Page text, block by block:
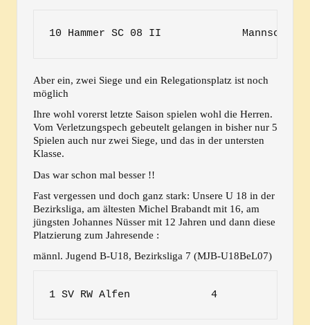
10 Hammer SC 08 II             Mannschaft
Aber ein, zwei Siege und ein Relegationsplatz ist noch
möglich
Ihre wohl vorerst letzte Saison spielen wohl die Herren.
Vom Verletzungspech gebeutelt gelangen in bisher nur 5
Spielen auch nur zwei Siege, und das in der untersten
Klasse.
Das war schon mal besser !!
Fast vergessen und doch ganz stark: Unsere U 18 in der
Bezirksliga, am ältesten Michel Brabandt mit 16, am
jüngsten Johannes Nüsser mit 12 Jahren und dann diese
Platzierung zum Jahresende :
männl. Jugend B-U18, Bezirksliga 7 (MJB-U18BeL07)
1 SV RW Alfen             4